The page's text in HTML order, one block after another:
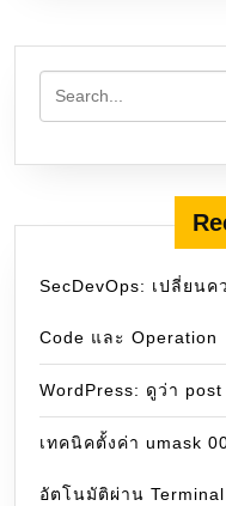
SecDevOps: เปลี่ยนค
Code และ Operation
WordPress: ดูว่า
เทคนิคตั้งค่า umask
อัตโนมัติผ่าน